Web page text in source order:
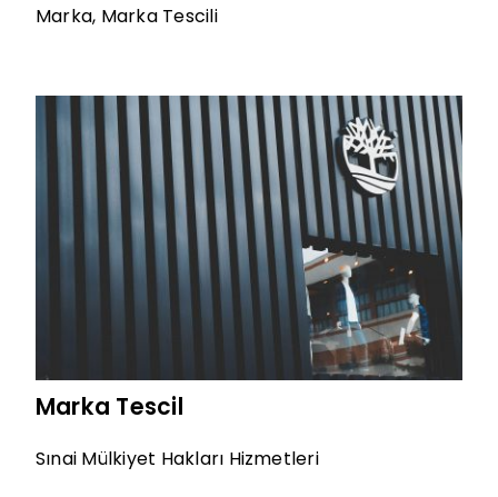
Marka, Marka Tescili
Marka Tescil
Sınai Mülkiyet Hakları Hizmetleri